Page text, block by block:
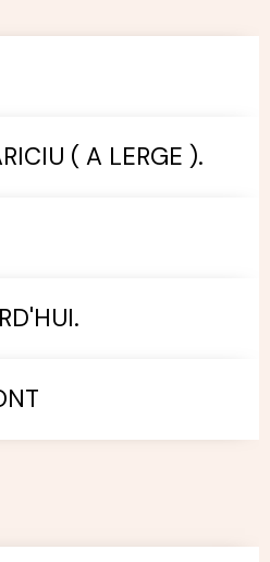
( A LERGE ).